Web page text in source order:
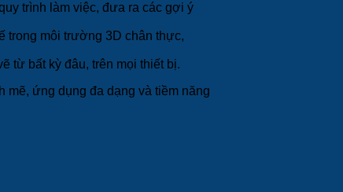
trình làm việc, đưa ra các gợi ý
trong môi trường 3D chân thực,
từ bất kỳ đâu, trên mọi thiết bị.
mẽ, ứng dụng đa dạng và tiềm năng